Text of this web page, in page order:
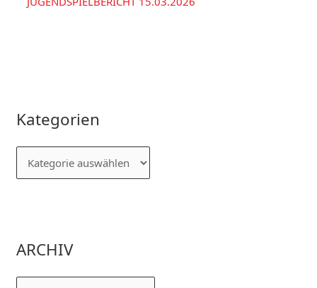
Kategorien
ARCHIV